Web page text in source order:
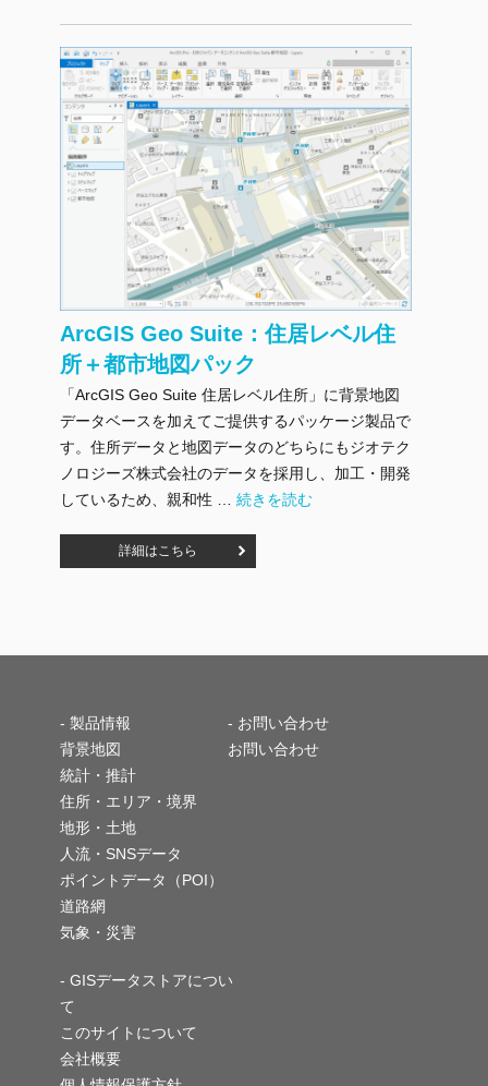
ArcGIS Geo Suite：住居レベル住
所＋都市地図パック
「ArcGIS Geo Suite 住居レベル住所」に背景地図
データベースを加えてご提供するパッケージ製品で
す。住所データと地図データのどちらにもジオテク
ノロジーズ株式会社のデータを採用し、加工・開発
しているため、親和性 … "ArcGIS Geo Suite：住居レベル住
続きを読む
詳細はこちら
- 製品情報
背景地図
統計・推計
住所・エリア・境界
地形・土地
人流・SNSデータ
ポイントデータ（POI）
道路網
気象・災害
- お問い合わせ
お問い合わせ
- GISデータストアについ
て
このサイトについて
会社概要